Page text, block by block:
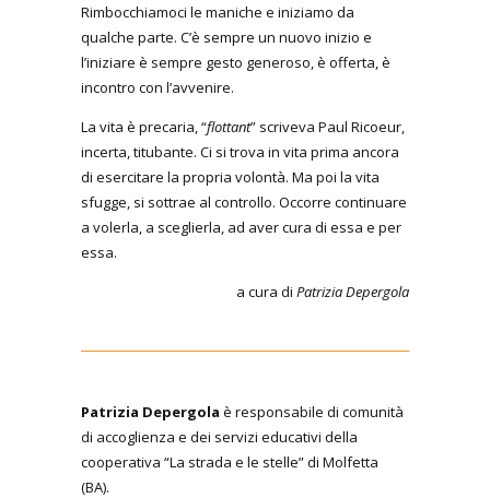
Rimbocchiamoci le maniche e iniziamo da
qualche parte. C’è sempre un nuovo inizio e
l’iniziare è sempre gesto generoso, è offerta, è
incontro con l’avvenire.
La vita è precaria, “flottant” scriveva Paul Ricoeur,
incerta, titubante. Ci si trova in vita prima ancora
di esercitare la propria volontà. Ma poi la vita
sfugge, si sottrae al controllo. Occorre continuare
a volerla, a sceglierla, ad aver cura di essa e per
essa.
a cura di Patrizia Depergola
Patrizia Depergola è responsabile di comunità
di accoglienza e dei servizi educativi della
cooperativa “La strada e le stelle” di Molfetta
(BA).